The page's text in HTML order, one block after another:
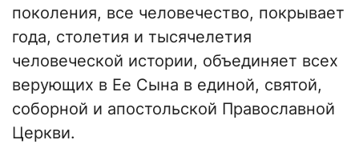
поколения, все человечество, покрывает
года, столетия и тысячелетия
человеческой истории, объединяет всех
верующих в Ее Сына в единой, святой,
соборной и апостольской Православной
Церкви.